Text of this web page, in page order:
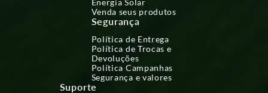
Energia Solar
Venda seus produtos
Segurança
Política de Entrega
Política de Trocas e
Devoluções
Política Campanhas
Segurança e valores
Suporte